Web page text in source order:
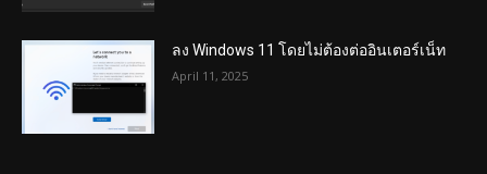
ลง Windows 11 โดยไม่ต้องต่ออินเตอร์เน็ท
April 11, 2025